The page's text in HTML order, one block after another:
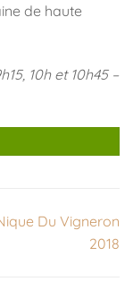
de haute
10h et 10h45 –
Du Vigneron
2018